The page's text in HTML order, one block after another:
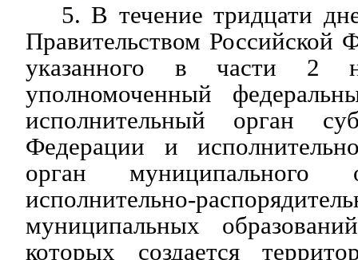
5. В течение тридцати
Правительством Российской
указанного в части 2
уполномоченный
исполнительный орган
Федерации и
орган муниципального
исполнительно-
муниципальных
которых создается